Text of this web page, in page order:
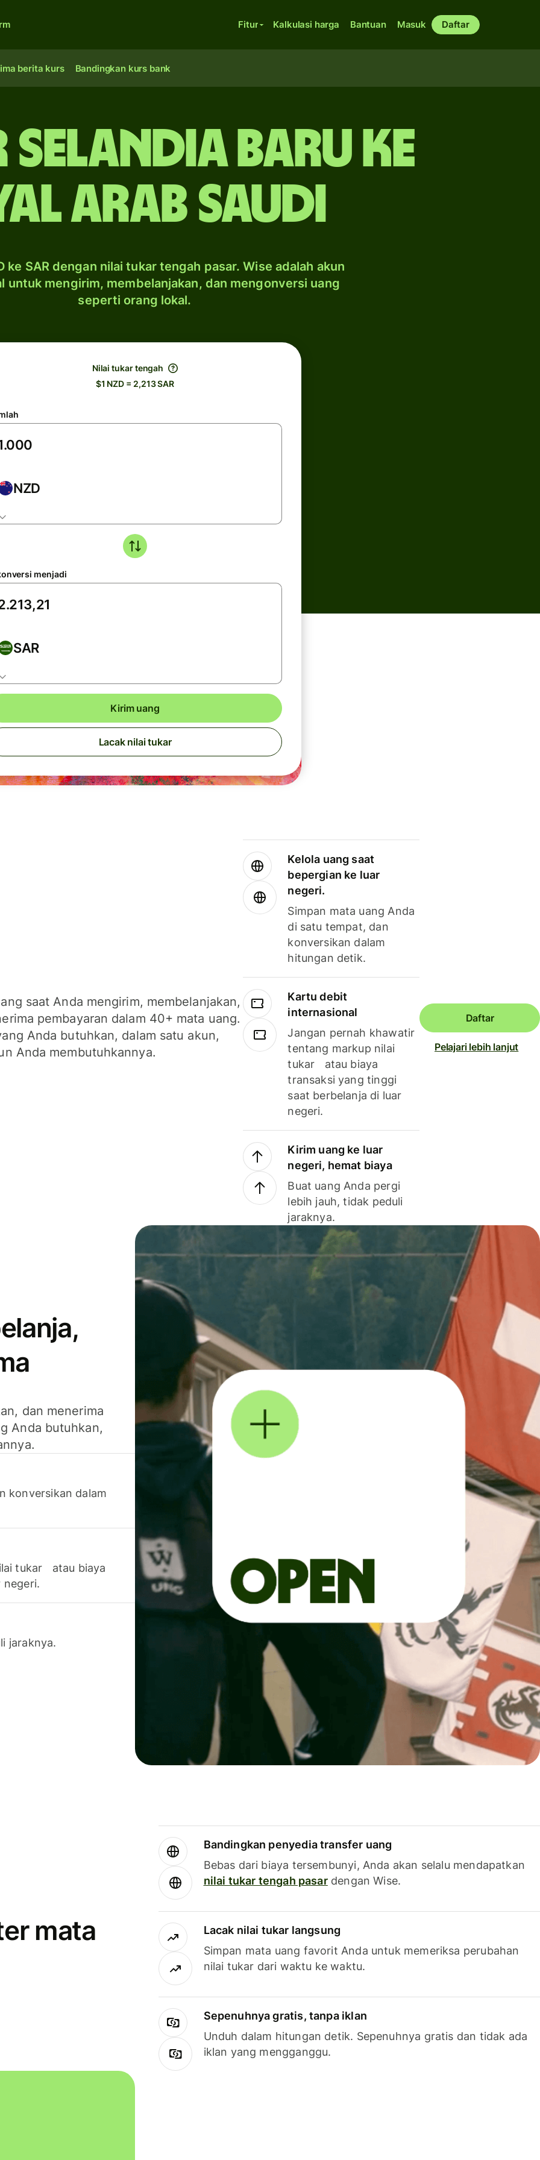
Fitur Kalkulasi harga Bantuan Masuk Daftar
berita kurs Bandingkan kurs bank
Baru ke
Arab Saudi
ke SAR dengan nilai tukar tengah pasar. Wise adalah akun
untuk mengirim, membelanjakan, dan mengonversi uang
seperti orang lokal.
Nilai tukar tengah
$1 NZD = 2,213 SAR
NZD
menjadi
SAR
Kirim uang
Lacak nilai tukar
saat Anda mengirim, membelanjakan,
pembayaran dalam 40+ mata uang.
Anda butuhkan, dalam satu akun,
Anda membutuhkannya.
Kelola uang saat
bepergian ke luar
negeri.
Simpan mata uang Anda
di satu tempat, dan
konversikan dalam
hitungan detik.
Kartu debit
internasional
Jangan pernah khawatir
tentang markup nilai
tukar atau biaya
transaksi yang tinggi
saat berbelanja di luar
negeri.
Kirim uang ke luar
negeri, hemat biaya
Buat uang Anda pergi
lebih jauh, tidak peduli
jaraknya.
Daftar
Pelajari lebih lanjut
dan menerima
Anda butuhkan,
konversikan dalam
tukar atau biaya
negeri.
jaraknya.
mata
Bandingkan penyedia transfer uang
Bebas dari biaya tersembunyi, Anda akan selalu mendapatkan
nilai tukar tengah pasardengan Wise.
Lacak nilai tukar langsung
Simpan mata uang favorit Anda untuk memeriksa perubahan
nilai tukar dari waktu ke waktu.
Sepenuhnya gratis, tanpa iklan
Unduh dalam hitungan detik. Sepenuhnya gratis dan tidak ada
iklan yang mengganggu.